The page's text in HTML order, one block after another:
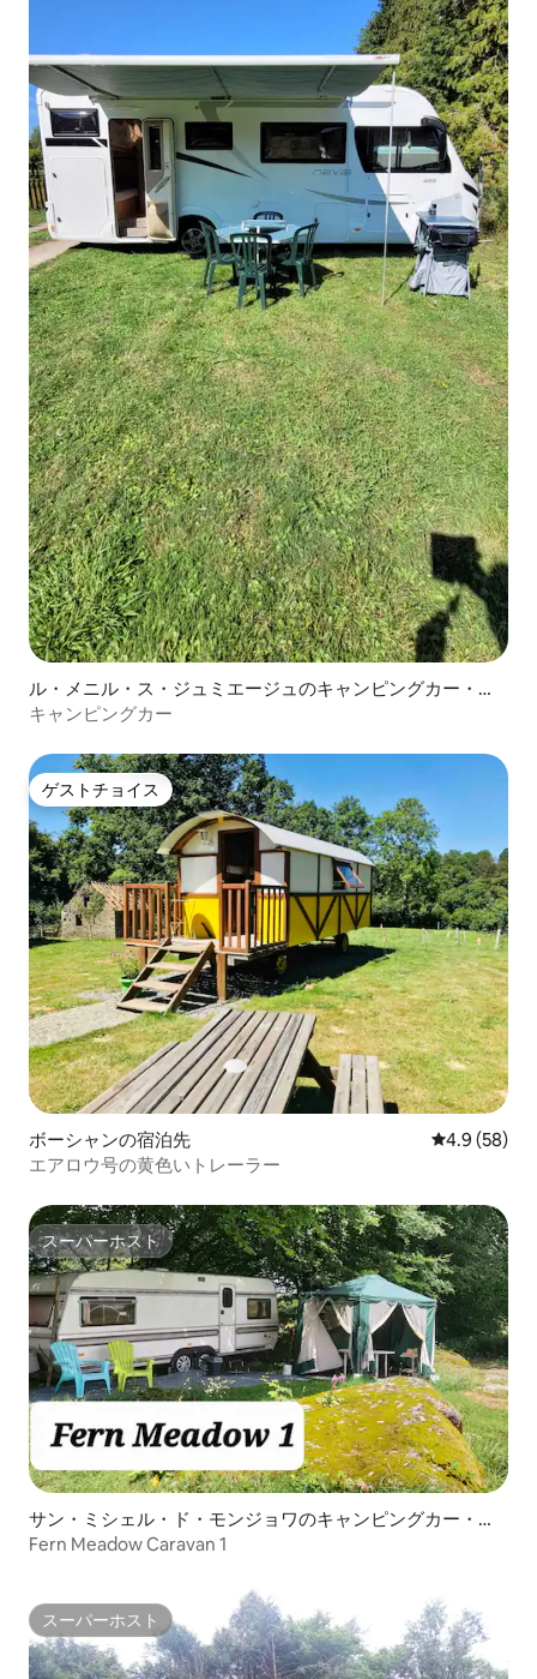
ル・メニル・ス・ジュミエージュのキャンピングカー・R
V
キャンピングカー
ゲストチョイス
ゲストチョイス
ボーシャンの宿泊先 レビュー58
4.9 (58)
エアロウ号の黄色いトレーラー
スーパーホスト
スーパーホスト
サン・ミシェル・ド・モンジョワのキャンピングカー・R
V
Fern Meadow Caravan 1
スーパーホスト
スーパーホスト